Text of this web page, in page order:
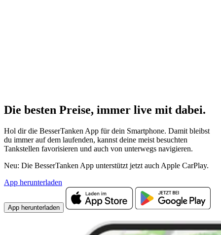
Die besten Preise, immer live mit dabei.
Hol dir die BesserTanken App für dein Smartphone. Damit bleibst
du immer auf dem laufenden, kannst deine meist besuchten
Tankstellen favorisieren und auch von unterwegs navigieren.
Neu: Die BesserTanken App unterstützt jetzt auch Apple CarPlay.
App herunterladen
App herunterladen